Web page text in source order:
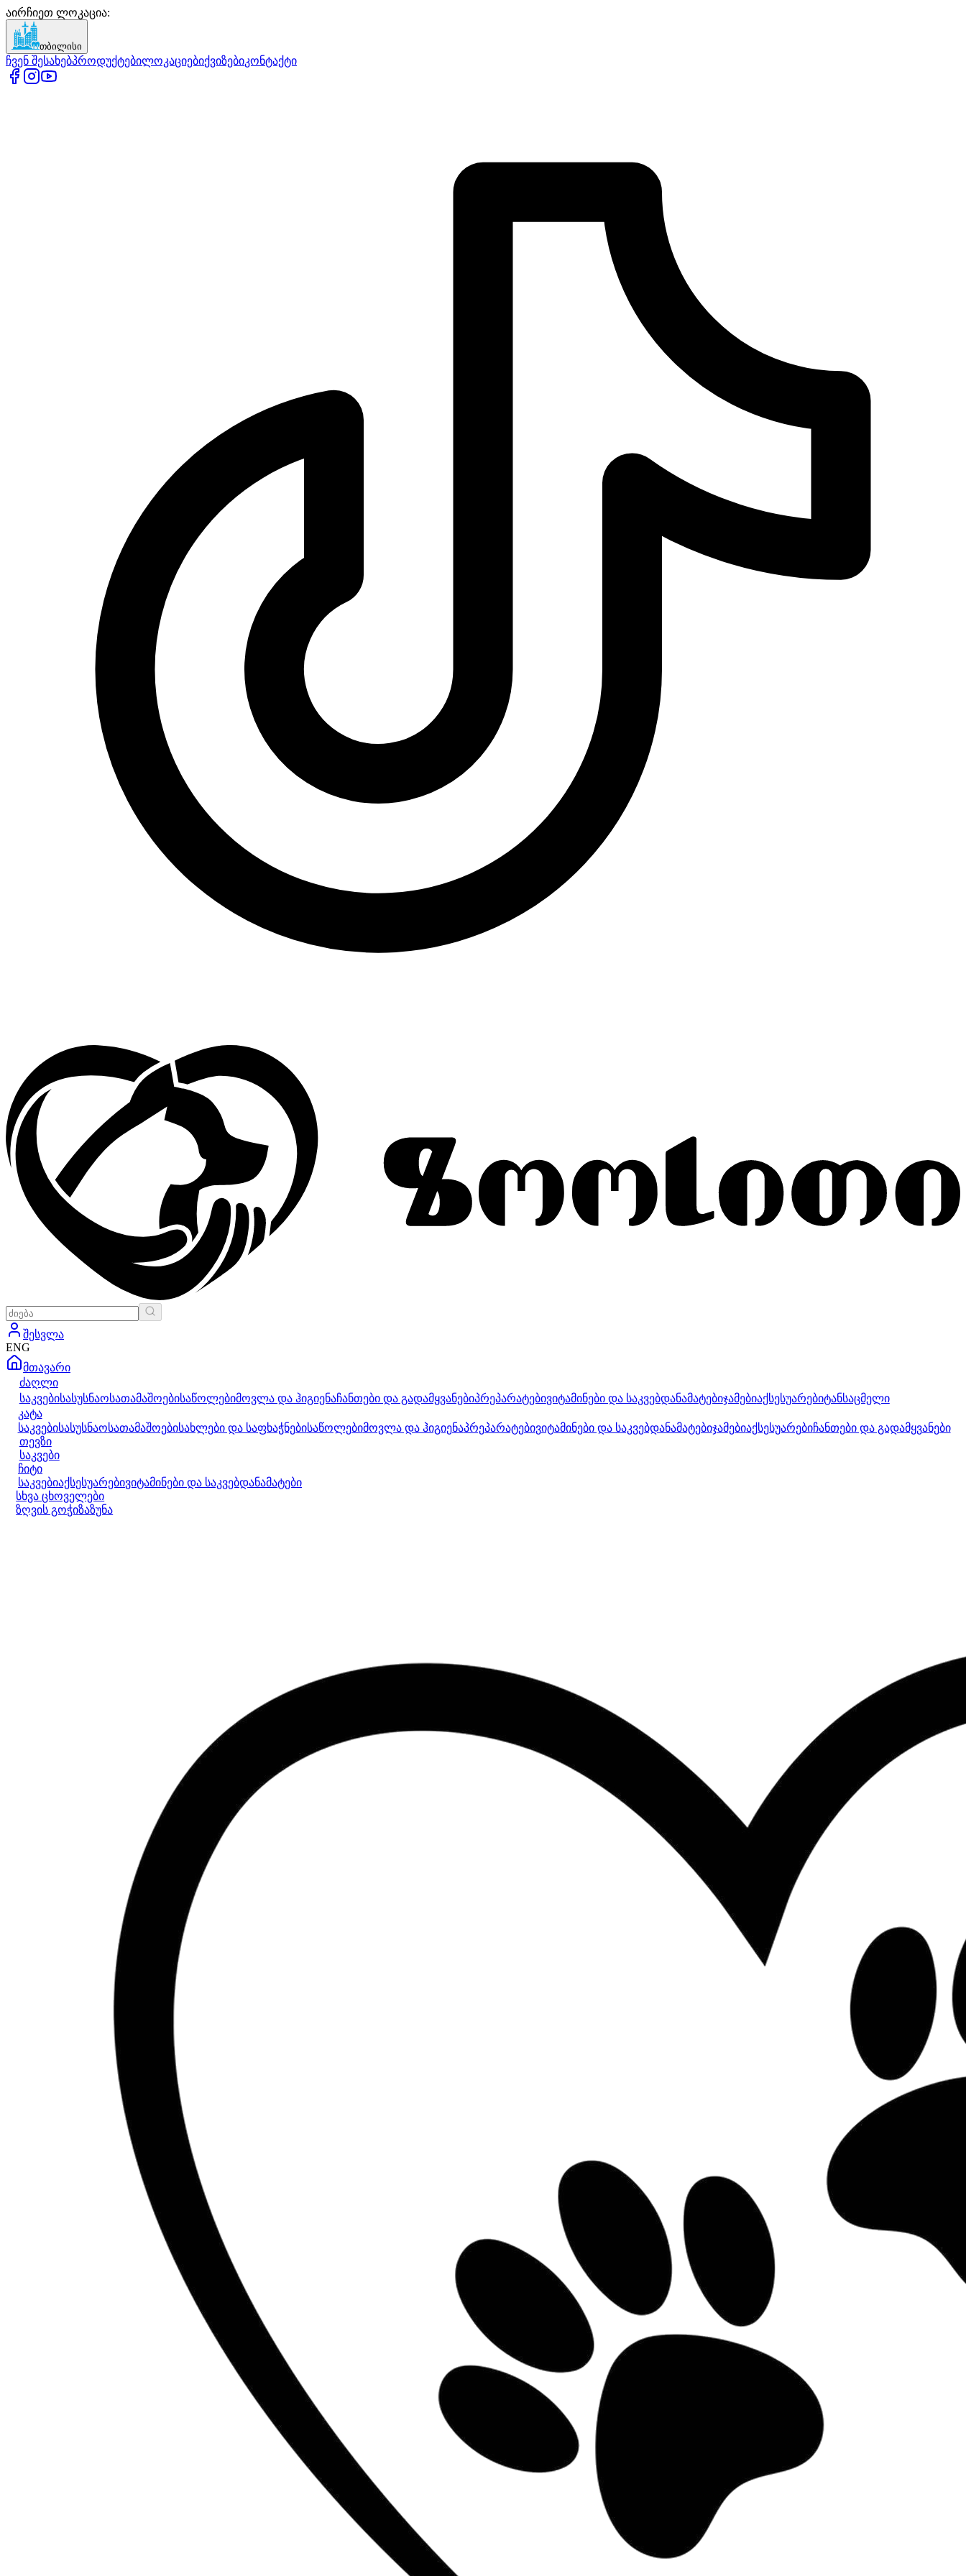
აირჩიეთ ლოკაცია:
თბილისი
ჩვენ შესახებპროდუქტებილოკაციებიქვიზებიკონტაქტი
შესვლა
ENG
მთავარი
ძაღლი
საკვებისასუსნაოსათამაშოებისაწოლებიმოვლა და ჰიგიენაჩანთები და გადამყვანებიპრეპარატებივიტამინები და საკვებდანამატებიჯამებიაქსესუარებიტანსაცმელი
კატა
საკვებისასუსნაოსათამაშოებისახლები და საფხაჭნებისაწოლებიმოვლა და ჰიგიენაპრეპარატებივიტამინები და საკვებდანამატებიჯამებიაქსესუარებიჩანთები და გადამყვანები
თევზი
საკვები
ჩიტი
საკვებიაქსესუარებივიტამინები და საკვებდანამატები
სხვა ცხოველები
ზღვის გოჭიზაზუნა